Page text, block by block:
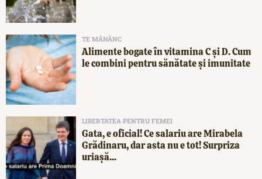
TE MĂNÂNC
Alimente bogate în vitamina C și D. Cum
le combini pentru sănătate și imunitate
LIBERTATEA PENTRU FEMEI
Gata, e oficial! Ce salariu are Mirabela
Grădinaru, dar asta nu e tot! Surpriza
uriașă...